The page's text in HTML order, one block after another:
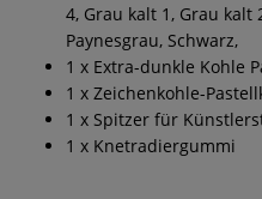
4, Grau kalt 1, Grau kalt
Paynesgrau, Schwarz,
1 x Extra-dunkle Kohle
1 x Zeichenkohle-
1 x Spitzer für
1 x Knetradiergummi